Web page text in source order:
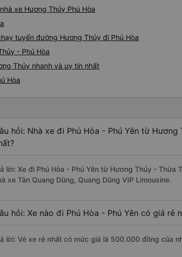
xe Hương Thủy Phú Hòa
tuyến đường Hương Thủy đi Phú Hòa
- Phú Hòa
Thủy nhanh và uy tín nhất
Hòa
hỏi: Nhà xe đi Phú Hòa - Phú Yên từ
lời: Xe đi Phú Hòa - Phú Yên từ Hương Thủy -
xe Tân Quang Dũng, Quang Dũng VIP Limousine.
hỏi: Xe nào đi Phú Hòa - Phú Yên có giá rẻ
lời: Vé xe rẻ nhất có mức giá là 500.000 đồng của